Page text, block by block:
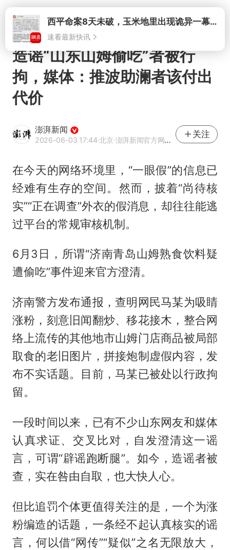
打开西平命案8天未破，玉米地里出现诡异一幕，我突然想起了欧金中
速看最新快讯
造谣“山东山姆偷吃”者被行
拘，媒体：推波助澜者该付出
代价
澎湃新闻
2026-06-03 17:44·北京·澎湃新闻官方网易号
关注
在今天的网络环境里，“一眼假”的信息已
经难有生存的空间。然而，披着“尚待核
实”“正在调查”外衣的假消息，却往往能逃
过平台的常规审核机制。
6月3日，所谓“济南青岛山姆熟食饮料疑
遭偷吃”事件迎来官方澄清。
济南警方发布通报，查明网民马某为吸睛
涨粉，刻意旧闻翻炒、移花接木，整合网
络上流传的其他地市山姆门店商品被局部
取食的老旧图片，拼接炮制虚假内容，发
布不实话题。目前，马某已被处以行政拘
留。
一段时间以来，已有不少山东网友和媒体
认真求证、交叉比对，自发澄清这一谣
言，可谓“辟谣跑断腿”。如今，造谣者被
查，实在咎由自取，也大快人心。
但比追罚个体更值得关注的是，一个为涨
粉编造的话题，一条经不起认真核实的谣
言，何以借“网传”“疑似”之名无限放大，